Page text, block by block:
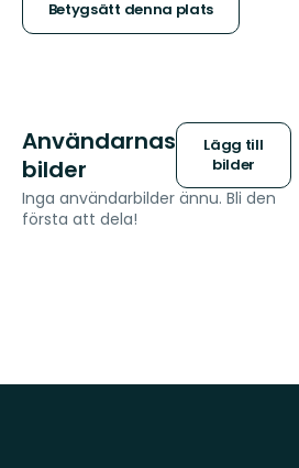
stjärnor
Betygsätt denna plats
Användarnas
bilder
Lägg till
bilder
Inga användarbilder ännu. Bli den
första att dela!